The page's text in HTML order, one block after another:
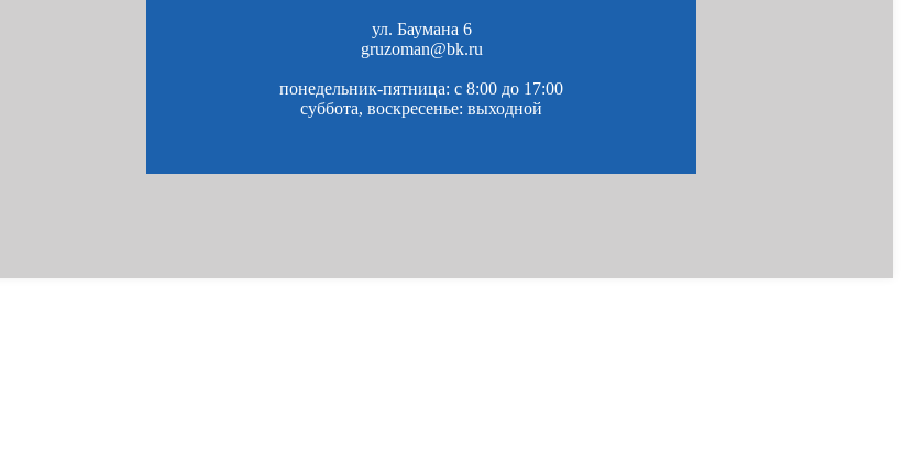
ул. Баумана 6
gruzoman@bk.ru
понедельник-пятница: c 8:00 до 17:00
суббота, воскресенье: выходной